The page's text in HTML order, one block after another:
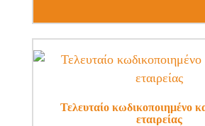
Τελευταίο κωδικοποιημένο
εταιρείας